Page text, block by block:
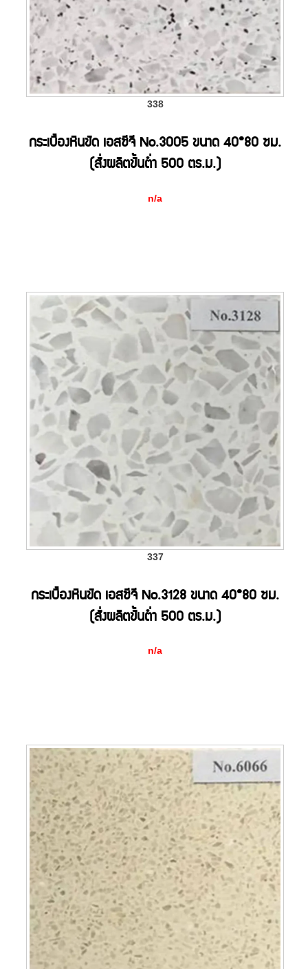
338
กระเบื้องหินขัด เอสซีจี No.3005 ขนาด 40*80 ซม.
(สั่งผลิตขั้นต่ำ 500 ตร.ม.)
n/a
337
กระเบื้องหินขัด เอสซีจี No.3128 ขนาด 40*80 ซม.
(สั่งผลิตขั้นต่ำ 500 ตร.ม.)
n/a